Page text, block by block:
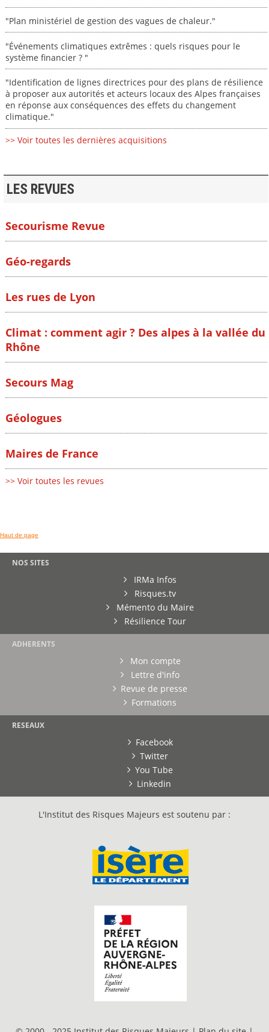
"Plan ministériel de gestion des vagues de chaleur."
"Événements climatiques extrêmes : quels risques pour le
système financier ? "
"Identification de lignes directrices pour des plans de résilience
à proposer aux autorités et acteurs locaux des Alpes françaises
en réponse aux conséquences des effets du changement
climatique."
>> Voir toutes les dernières acquisitions
LES REVUES
Secourisme Revue
Géo-regards
Les rues de Lyon
Climat : comment agir ? Des alpes à la vallée du
Rhône
Secours Mag
Géologues
Maires de France
>> Voir toutes les revues
Haut de page
NOS SITES
IRMa Infos
Risques.tv
Mémento du Maire
Résilience Tour
ADHERENTS
Mon compte
Lettre d'info
Revue de presse
Formations
RESEAUX
Facebook
Twitter
You Tube
Linkedin
L'Institut des Risques Majeurs est soutenu par :